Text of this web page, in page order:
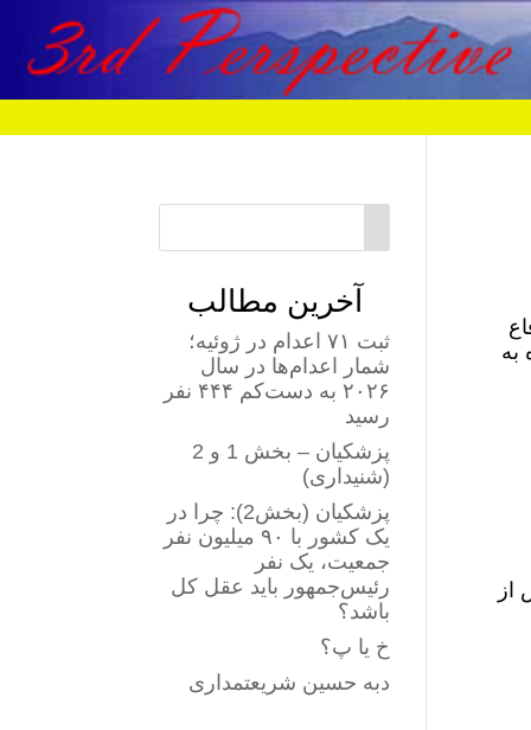
به
از
آخرین مطالب
ثبت ۷۱ اعدام در ژوئیه؛
شمار اعدام‌ها در سال
۲۰۲۶ به دست‌کم ۴۴۴ نفر
رسید
پزشکیان – بخش 1 و 2
(شنیداری)
پزشکیان (بخش2): چرا در
یک کشور با ۹۰ میلیون نفر
جمعیت، یک نفر
رئیس‌جمهور باید عقل کل
باشد؟
خ یا پ؟
دبه حسین شریعتمداری